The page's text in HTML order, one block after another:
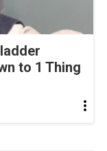
to 1 Thing